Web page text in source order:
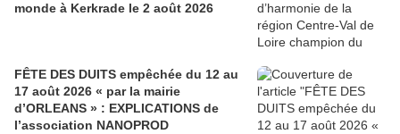
monde à Kerkrade le 2 août 2026
FÊTE DES DUITS empêchée du 12 au
17 août 2026 « par la mairie
d’ORLEANS » : EXPLICATIONS de
l’association NANOPROD